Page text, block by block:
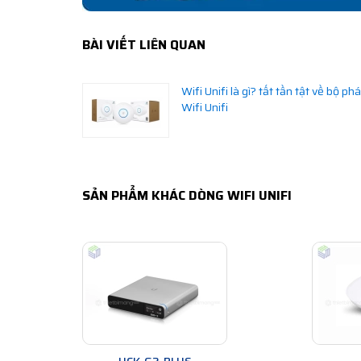
BÀI VIẾT LIÊN QUAN
Wifi Unifi là gì? tất tần tật về bộ
Wifi Unifi
SẢN PHẨM KHÁC DÒNG WIFI UNIFI